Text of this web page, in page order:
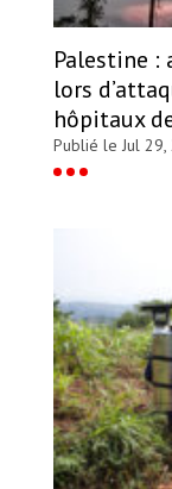
Palestine :
lors
hôpitaux
Publié le Jul 29,